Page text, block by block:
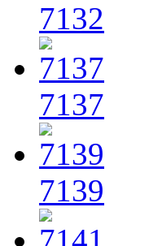
7132
7137
7139